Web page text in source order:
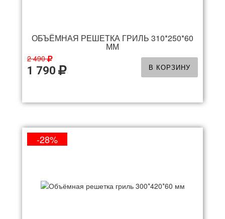
ОБЪЁМНАЯ РЕШЕТКА ГРИЛЬ 310*250*60
ММ
2 490
1 790 В КОРЗИНУ
-28%